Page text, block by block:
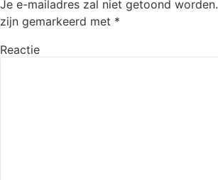
Je e-mailadres zal niet getoond worden.
zijn gemarkeerd met *
Reactie